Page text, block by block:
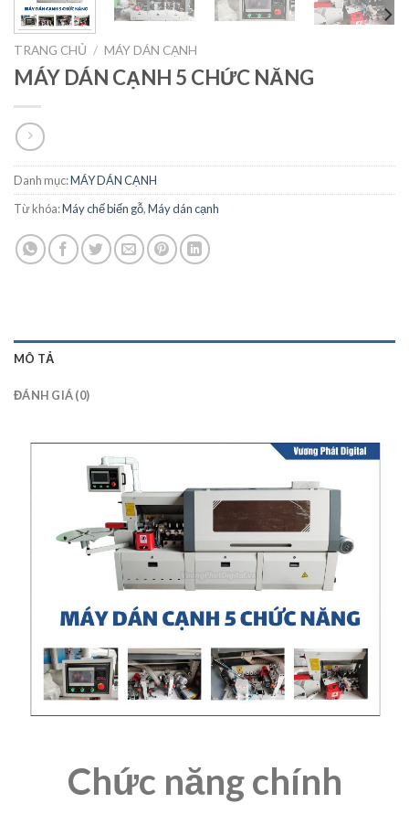
TRANG CHỦ / MÁY DÁN CẠNH
MÁY DÁN CẠNH 5 CHỨC NĂNG
Danh mục:MÁY DÁN CẠNH
Từ khóa:Máy chế biến gỗ,Máy dán cạnh
MÔ TẢ
ĐÁNH GIÁ (0)
Chức năng chính